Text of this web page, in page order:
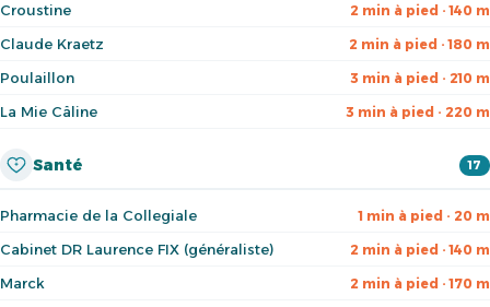
Croustine 2 min à pied · 140 m
Claude Kraetz 2 min à pied · 180 m
Poulaillon 3 min à pied · 210 m
La Mie Câline 3 min à pied · 220 m
Santé 17
Pharmacie de la Collegiale 1 min à pied · 20 m
Cabinet DR Laurence FIX (généraliste) 2 min à pied · 140 m
Marck 2 min à pied · 170 m